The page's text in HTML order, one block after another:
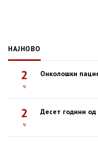
НАЈНОВО
2
ч
Онколошки
2
ч
Десет години од